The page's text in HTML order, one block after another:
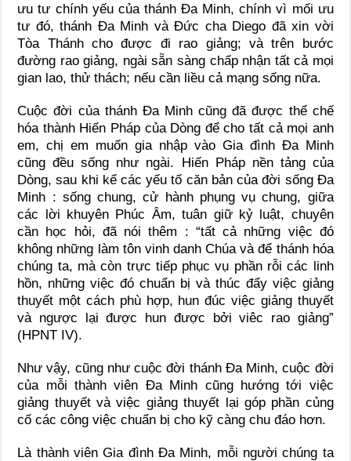
ưu tư chính yếu của thánh Ða Minh, chính vì mối ưu
tư đó, thánh Ða Minh và Ðức cha Diego đã xin vời
Tòa Thánh cho được đi rao giảng; và trên bước
đường rao giảng, ngài sẵn sàng chấp nhận tất cả mọi
gian lao, thử thách; nếu cần liều cả mạng sống nữa.
Cuộc đời của thánh Ða Minh cũng đã được thể chế
hóa thành Hiến Pháp của Dòng để cho tất cả mọi anh
em, chị em muốn gia nhập vào Gia đình Ða Minh
cũng đều sống như ngài. Hiến Pháp nền tảng của
Dòng, sau khi kể các yếu tố căn bản của đời sống Ða
Minh : sống chung, cử hành phụng vụ chung, giữa
các lời khuyên Phúc Âm, tuân giữ kỷ luật, chuyên
cần học hỏi, đã nói thêm : “tất cả những việc đó
không những làm tôn vinh danh Chúa và để thánh hóa
chúng ta, mà còn trực tiếp phục vụ phần rỗi các linh
hồn, những việc đó chuẩn bị và thúc đẩy việc giảng
thuyết một cách phù hợp, hun đúc việc giảng thuyết
và ngược lại được hun được bởi viêc rao giảng”
(HPNT IV).
Như vậy, cũng như cuộc đời thánh Ða Minh, cuộc đời
của mỗi thành viên Ða Minh cũng hướng tới việc
giảng thuyết và việc giảng thuyết lại góp phần củng
cố các công việc chuẩn bị cho kỹ càng chu đáo hơn.
Là thành viên Gia đình Ða Minh, mỗi người chúng ta